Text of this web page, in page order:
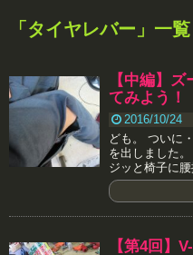
「 タイヤレバー 」 一覧
【中編】
てみよう！
2016/10/24
ども。 ついに
を出しました
ジッと椅子に
【第4回】